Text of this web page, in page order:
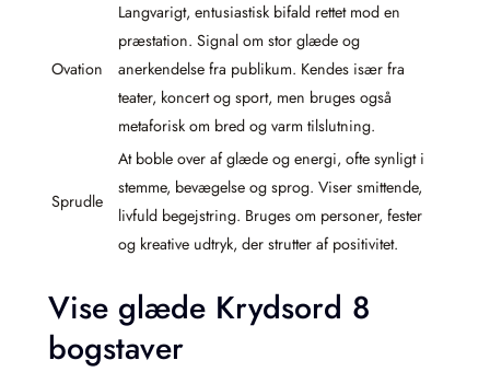
Ovation
Langvarigt, entusiastisk bifald rettet mod en
præstation. Signal om stor glæde og
anerkendelse fra publikum. Kendes især fra
teater, koncert og sport, men bruges også
metaforisk om bred og varm tilslutning.
Sprudle
At boble over af glæde og energi, ofte synligt i
stemme, bevægelse og sprog. Viser smittende,
livfuld begejstring. Bruges om personer, fester
og kreative udtryk, der strutter af positivitet.
Vise glæde Krydsord 8
bogstaver